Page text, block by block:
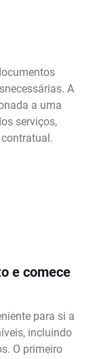
A
a uma
serviços,
e comece
para si a
incluindo
O primeiro